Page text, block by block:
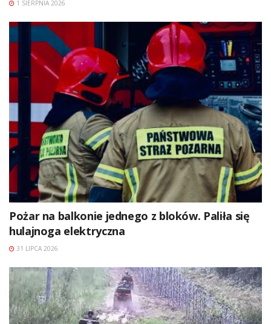
1 SIERPNIA 2026
Pożar na balkonie jednego z bloków. Paliła się
hulajnoga elektryczna
31 LIPCA 2026